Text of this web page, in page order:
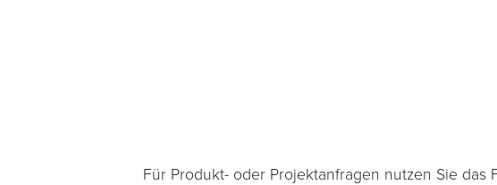
Für Produkt- oder Projektanfragen nutzen Sie